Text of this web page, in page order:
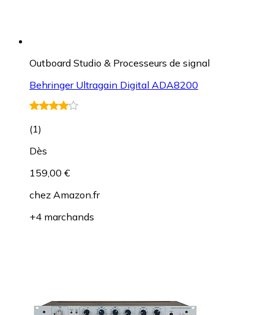
Outboard Studio & Processeurs de signal
Behringer Ultragain Digital ADA8200
(1)
Dès
159,00 €
chez Amazon.fr
+4 marchands